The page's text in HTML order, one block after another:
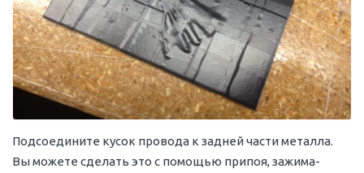
Подсоедините кусок провода к задней части металла.
Вы можете сделать это с помощью припоя, зажима-